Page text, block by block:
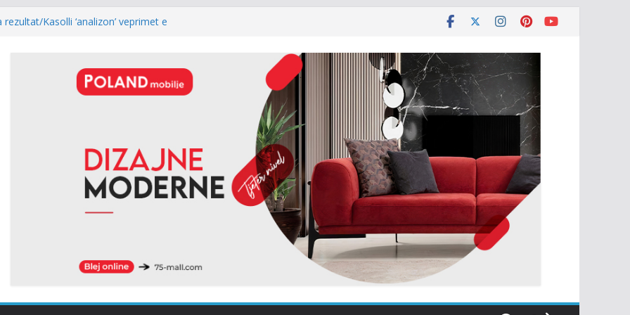
Kasolli ‘analizon’ veprimet e
dhe pa rëndësi
Pesë zyrtarët e Listës Serbe do të
Gjinovci shpërthen ndaj LDK-së: